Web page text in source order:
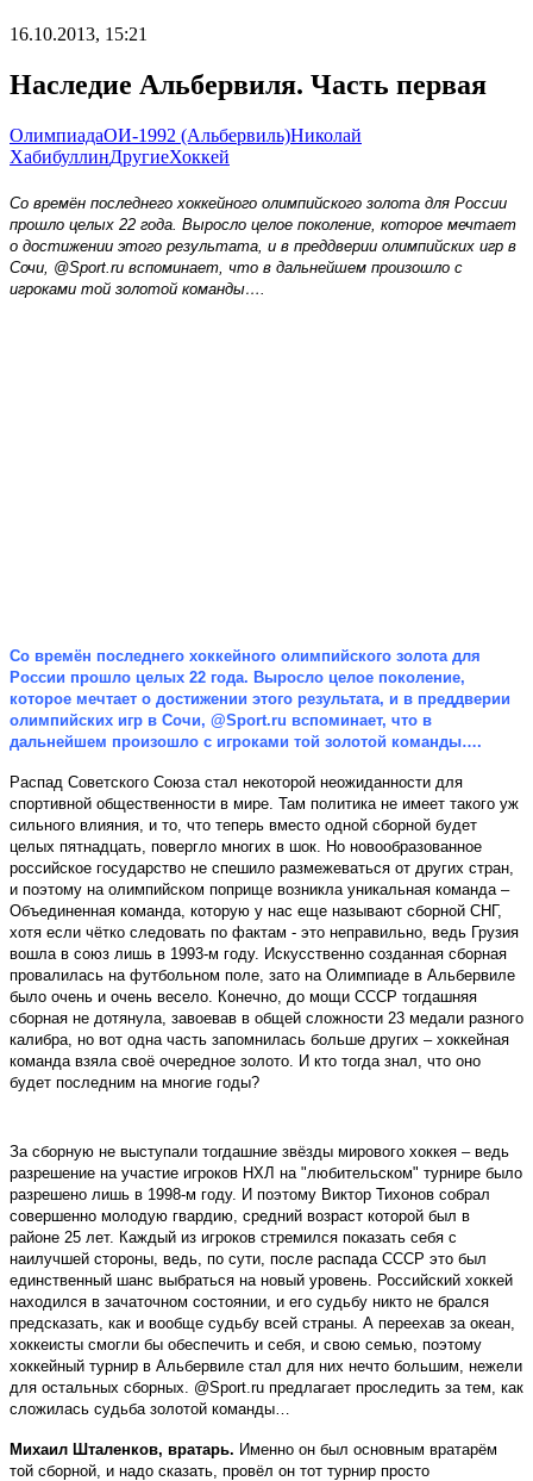
16.10.2013, 15:21
Наследие Альбервиля. Часть первая
ОлимпиадаОИ-1992 (Альбервиль)Николай
ХабибуллинДругиеХоккей
Со времён последнего хоккейного олимпийского золота для России
прошло целых 22 года. Выросло целое поколение, которое мечтает
о достижении этого результата, и в преддверии олимпийских игр в
Сочи, @Sport ru вспоминает, что в дальнейшем произошло с
игроками той золотой команды….
Со времён последнего хоккейного олимпийского золота для
России прошло целых 22 года. Выросло целое поколение,
которое мечтает о достижении этого результата, и в преддверии
олимпийских игр в Сочи, @Sport.ru вспоминает, что в
дальнейшем произошло с игроками той золотой команды….
Распад Советского Союза стал некоторой неожиданности для
спортивной общественности в мире. Там политика не имеет такого уж
сильного влияния, и то, что теперь вместо одной сборной будет
целых пятнадцать, повергло многих в шок. Но новообразованное
российское государство не спешило размежеваться от других стран,
и поэтому на олимпийском поприще возникла уникальная команда –
Объединенная команда, которую у нас еще называют сборной СНГ,
хотя если чётко следовать по фактам - это неправильно, ведь Грузия
вошла в союз лишь в 1993-м году. Искусственно созданная сборная
провалилась на футбольном поле, зато на Олимпиаде в Альбервиле
было очень и очень весело. Конечно, до мощи СССР тогдашняя
сборная не дотянула, завоевав в общей сложности 23 медали разного
калибра, но вот одна часть запомнилась больше других – хоккейная
команда взяла своё очередное золото. И кто тогда знал, что оно
будет последним на многие годы?
За сборную не выступали тогдашние звёзды мирового хоккея – ведь
разрешение на участие игроков НХЛ на "любительском" турнире было
разрешено лишь в 1998-м году. И поэтому Виктор Тихонов собрал
совершенно молодую гвардию, средний возраст которой был в
районе 25 лет. Каждый из игроков стремился показать себя с
наилучшей стороны, ведь, по сути, после распада СССР это был
единственный шанс выбраться на новый уровень. Российский хоккей
находился в зачаточном состоянии, и его судьбу никто не брался
предсказать, как и вообще судьбу всей страны. А переехав за океан,
хоккеисты смогли бы обеспечить и себя, и свою семью, поэтому
хоккейный турнир в Альбервиле стал для них нечто большим, нежели
для остальных сборных. @Sport ru предлагает проследить за тем, как
сложилась судьба золотой команды…
Михаил Шталенков, вратарь. Именно он был основным вратарём
той сборной, и надо сказать, провёл он тот турнир просто